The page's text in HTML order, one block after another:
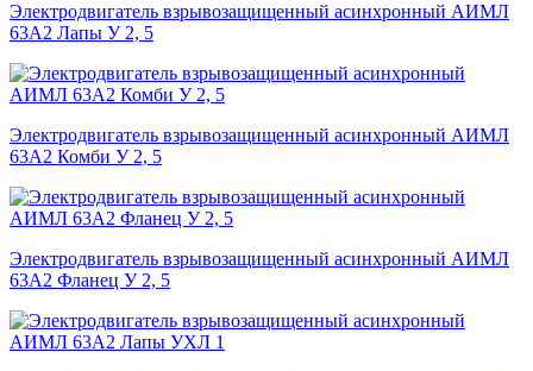
Электродвигатель взрывозащищенный асинхронный АИМЛ
63А2 Лапы У 2, 5
Электродвигатель взрывозащищенный асинхронный АИМЛ
63А2 Комби У 2, 5
Электродвигатель взрывозащищенный асинхронный АИМЛ
63А2 Фланец У 2, 5